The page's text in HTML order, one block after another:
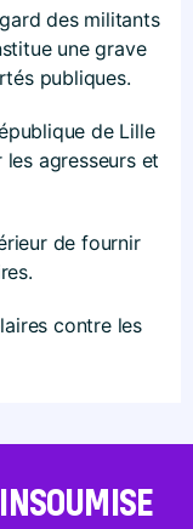
des militants
une grave
publiques.
de Lille
agresseurs et
de fournir
contre les